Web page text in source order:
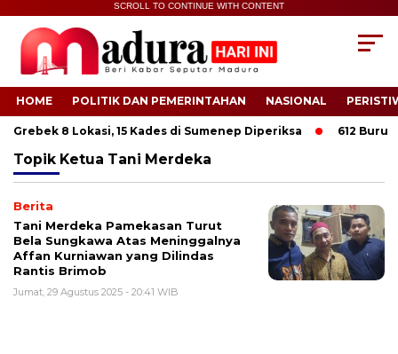
SCROLL TO CONTINUE WITH CONTENT
HOME POLITIK DAN PEMERINTAHAN NASIONAL
8 Lokasi, 15 Kades di Sumenep Diperiksa 612 Buruh
Topik Ketua Tani Merdeka
Berita
Tani Merdeka Pamekasan Turut
Bela Sungkawa Atas Meninggalnya
Affan Kurniawan yang Dilindas
Rantis Brimob
Jumat, 29 Agustus 2025 - 20:41 WIB